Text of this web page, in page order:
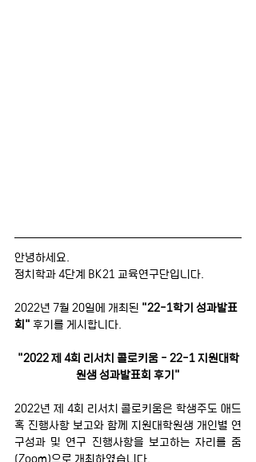
안녕하세요.
정치학과 4단계 BK21 교육연구단입니다.
2022년 7월 20일에 개최된 "22-1학기 성과발표
회" 후기를 게시합니다.
"2022 제 4회 리서치 콜로키움 - 22-1 지원대학
원생 성과발표회 후기"
2022년 제 4회 리서치 콜로키움은 학생주도 애드
혹 진행사항 보고와 함께 지원대학원생 개인별 연
구성과 및 연구 진행사항을 보고하는 자리를 줌
(Zoom)으로 개최하였습니다.